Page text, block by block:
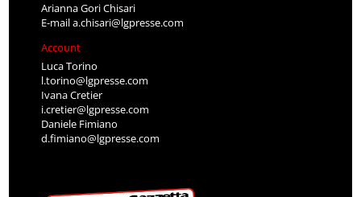
Arianna Gori Chisari
E-maila.chisari@lgpresse.com
Account
Luca Torino
l.torino@lgpresse.com
Ivana Cretier
i.cretier@lgpresse.com
Daniele Fimiano
d.fimiano@lgpresse.com